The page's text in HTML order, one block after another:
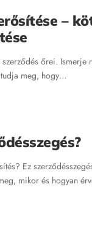
–
őrei. Ismerje
meg, hogy…
Ez
mikor és hogyan